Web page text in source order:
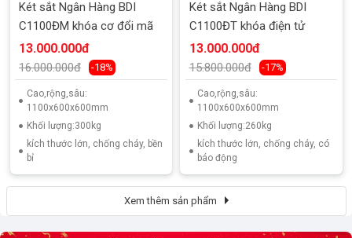
Két sắt Ngân Hàng BDI
C1100ĐM khóa cơ đổi mã
13.000.000đ
16.000.000đ -18%
Cao,rộng,sâu:
1100x600x600mm
Khối lượng:300kg
kích thước lớn, chống cháy, bền
bỉ
Két sắt Ngân Hàng BDI
C1100ĐT khóa điện tử
13.000.000đ
15.800.000đ -17%
Cao,rộng,sâu:
1100x600x600mm
Khối lượng:260kg
kích thước lớn, chống cháy, có
báo động
Xem thêm sản phẩm